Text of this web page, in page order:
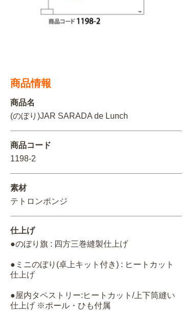
ORIGINAL ORDER
商品情報
商品名
(のぼり)JAR SARADA de Lunch
商品コード
1198-2
素材
テトロンポンジ
仕上げ
●のぼり旗 : 四方三巻縫製仕上げ
●ミニのぼり(卓上キット付き) : ヒートカット
仕上げ
●屋内タペストリー:ヒートカット/上下筒縫い
仕上げ ※ポール・ひも付属